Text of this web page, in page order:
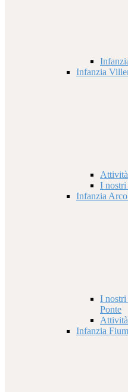
Infanzia
I
Infanzia
I nostri
Ponte
Infanzia